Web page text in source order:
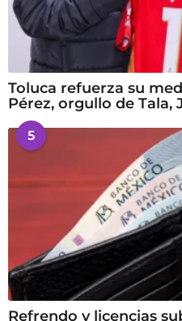
Toluca refuerza su
Pérez, orgullo de Tala,
5
Refrendo y licencias